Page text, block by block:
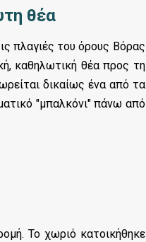
θέα
πλαγιές του όρους Βόρας
καθηλωτική θέα προς τη
δικαίως ένα από τα
"μπαλκόνι" πάνω από
Το χωριό κατοικήθηκε